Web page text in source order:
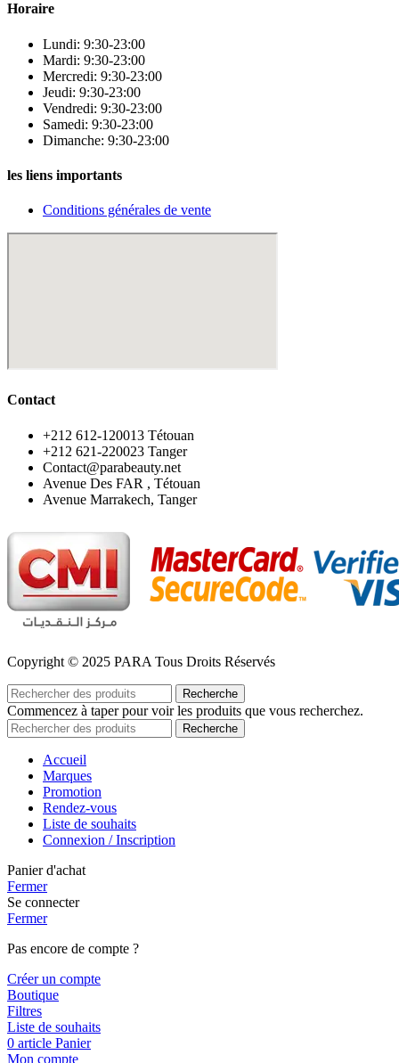
Horaire
Lundi: 9:30-23:00
Mardi: 9:30-23:00
Mercredi: 9:30-23:00
Jeudi: 9:30-23:00
Vendredi: 9:30-23:00
Samedi: 9:30-23:00
Dimanche: 9:30-23:00
les liens importants
Conditions générales de vente
Contact
‪+212 612-120013 Tétouan
‪+212 621-220023 Tanger
Contact@parabeauty.net
Avenue Des FAR , Tétouan
Avenue Marrakech, Tanger
Copyright © 2025 PARA Tous Droits Réservés
Recherche
Commencez à taper pour voir les produits que vous recherchez.
Recherche
Accueil
Marques
Promotion
Rendez-vous
Liste de souhaits
Connexion / Inscription
Panier d'achat
Fermer
Se connecter
Fermer
Pas encore de compte ?
Créer un compte
Boutique
Filtres
Liste de souhaits
0 article Panier
Mon compte